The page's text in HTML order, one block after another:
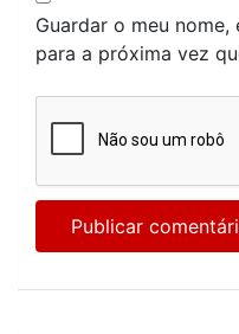
Guardar o meu
para a próxima vez